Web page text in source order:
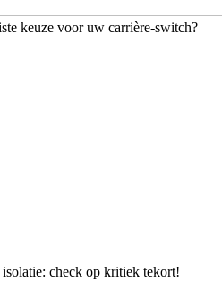
keuze voor uw carrière-switch?
check op kritiek tekort!